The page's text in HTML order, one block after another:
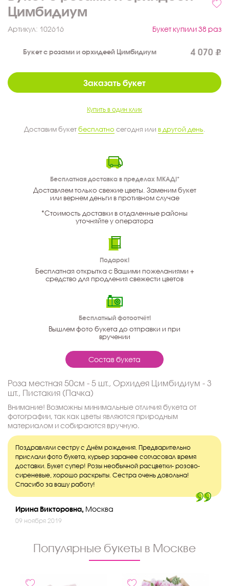
Цимбидиум
Артикул: 102616 Букет купили 38 раз
Букет с розами и орхидеей Цимбидиум 4 070
Заказать букет
Купить в один клик
Доставим букетбесплатно сегодня или в другой день
Бесплатная доставка в пределах МКАД!*
Доставляем только свежие цветы. Заменим букет
или вернем деньги в противном случае
*Стоимость доставки в отдаленные районы
уточняйте у оператора
Подарок!
Бесплатная открытка с Вашими пожеланиями +
средство для продления свежести цветов
Бесплатный фотоотчёт!
Вышлем фото букета до отправки и при
вручении
Состав букета
Роза местная 50см - 5 шт., Орхидея Цимбидиум - 3
шт., Пистакия (Пачка)
Внимание! Возможны минимальные отличия букета от
фотографии, так как цветы являются природным
материалом и собираются вручную.
Поздравляли сестру с Днём рождения. Предварительно
прислали фото букета, курьер заранее согласовал время
доставки. Букет супер! Розы необычной расцветки- розово-
сиреневые, хорошо раскрыты. Сестра очень довольна!
Спасибо за вашу работу!
Ирина Викторовна, Москва
09 ноября 2019
Популярные букеты в Москве